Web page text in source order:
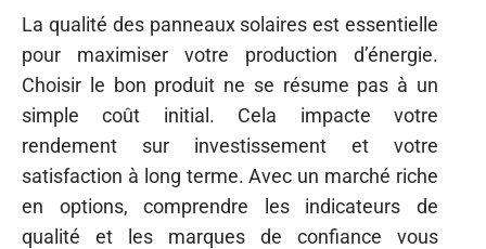
La qualité des panneaux solaires est essentielle
pour maximiser votre production d’énergie.
Choisir le bon produit ne se résume pas à un
simple coût initial. Cela impacte votre
rendement sur investissement et votre
satisfaction à long terme. Avec un marché riche
en options, comprendre les indicateurs de
qualité et les marques de confiance vous